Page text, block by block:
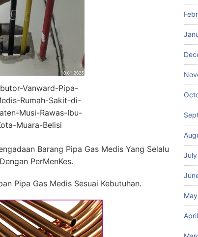
Vanward-Pipa-
Rumah-Sakit-di-
Musi-Rawas-Ibu-
Muara-Belisi
Barang Pipa Gas Medis Yang Selalu
PerMenKes.
Pipa Gas Medis Sesuai Kebutuhan.